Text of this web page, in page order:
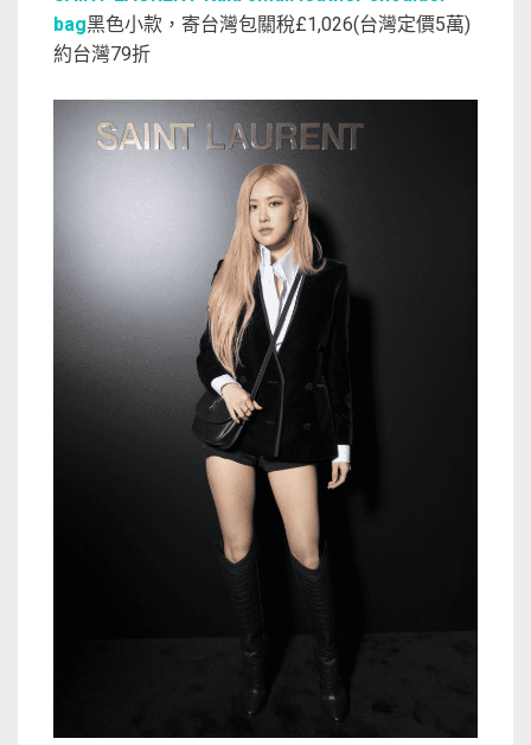
bag黑色小款，寄台灣包關稅£1,026(台灣定價5萬)
約台灣79折